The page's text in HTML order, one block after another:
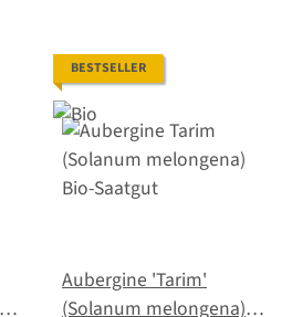
BESTSELLER
Aubergine 'Tarim'
(Solanum melongena)